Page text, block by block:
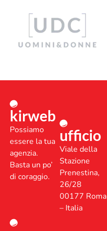
kirweb
Possiamo
essere la tua
agenzia.
Basta un po’
di coraggio.
ufficio
Viale della
Stazione
Prenestina,
26/28
00177 Roma
– Italia